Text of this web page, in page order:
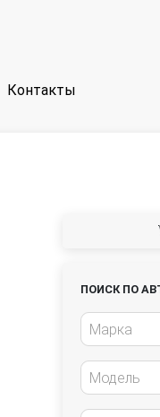
Контакты
ПОИСК ПО
Марка
Модель